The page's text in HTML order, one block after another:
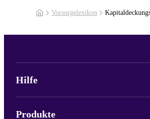
Vorsorgelexikon
Hilfe
Fonds-Informationen
Produkte